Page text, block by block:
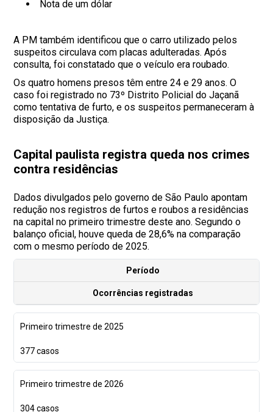
Nota de um dólar
A PM também identificou que o carro utilizado pelos
suspeitos circulava com placas adulteradas. Após
consulta, foi constatado que o veículo era roubado.
Os quatro homens presos têm entre 24 e 29 anos. O
caso foi registrado no 73º Distrito Policial do Jaçanã
como tentativa de furto, e os suspeitos permaneceram à
disposição da Justiça.
Capital paulista registra queda nos crimes
contra residências
Dados divulgados pelo governo de São Paulo apontam
redução nos registros de furtos e roubos a residências
na capital no primeiro trimestre deste ano. Segundo o
balanço oficial, houve queda de 28,6% na comparação
com o mesmo período de 2025.
Período
Ocorrências registradas
Primeiro trimestre de 2025
377 casos
Primeiro trimestre de 2026
304 casos